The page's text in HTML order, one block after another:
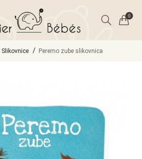
0
Slikovnice Peremo zube slikovnica